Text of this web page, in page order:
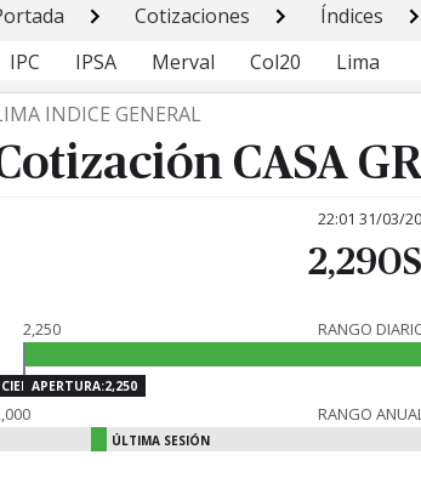
Cotizaciones Índices
IPC
IPSA Merval Col20
Lima
INDICE GENERAL
CASA
22:01 31/03/20
2,290S
RANGO
2,250
CIERRE:2,200
APERTURA:2,250
RANGO
ÚLTIMA SESIÓN